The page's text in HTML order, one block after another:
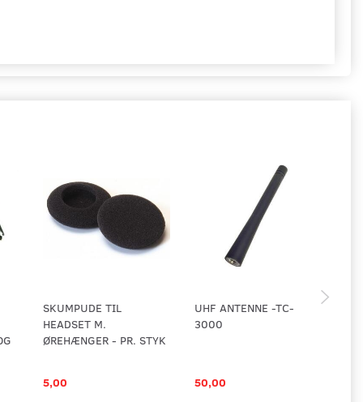
SKUMPUDE TIL
HEADSET M.
ØREHÆNGER - PR. STYK
5,00
UHF ANTENNE -TC-
3000
50,00